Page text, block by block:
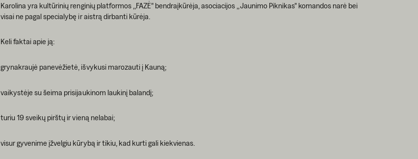
Karolina yra kultūrinių renginių platformos ,,FAZĖ" bendraįkūrėja, asociacijos ,,Jaunimo Piknikas" komandos narė bei
visai ne pagal specialybę ir aistrą dirbanti kūrėja.
Keli faktai apie ją:
grynakraujė panevėžietė, išvykusi marozauti į Kauną;
vaikystėje su šeima prisijaukinom laukinį balandį;
turiu 19 sveikų pirštų ir vieną nelabai;
visur gyvenime įžvelgiu kūrybą ir tikiu, kad kurti gali kiekvienas.